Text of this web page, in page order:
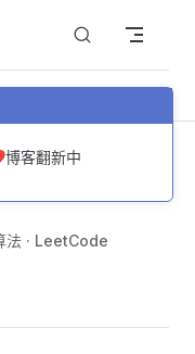
客翻新中
返回顶部
的右视图
法
LeetCode